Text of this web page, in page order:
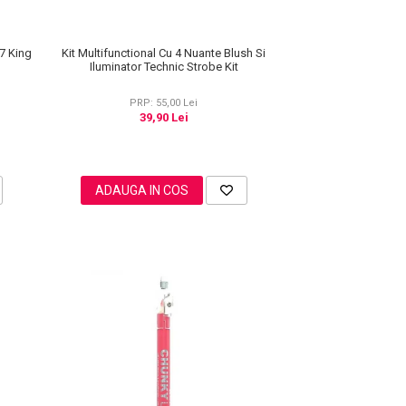
King
Kit Multifunctional Cu 4 Nuante Blush Si
Iluminator Technic Strobe Kit
PRP: 55,00 Lei
39,90 Lei
ADAUGA IN COS